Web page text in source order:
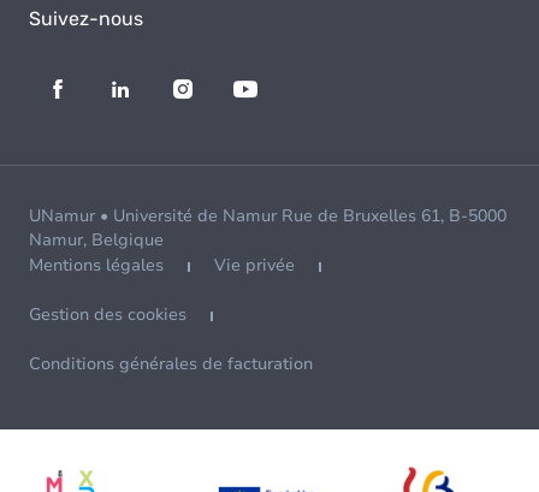
Suivez-nous
UNamur • Université de Namur Rue de Bruxelles 61, B-5000
Namur, Belgique
Mentions légales
Vie privée
Gestion des cookies
Conditions générales de facturation